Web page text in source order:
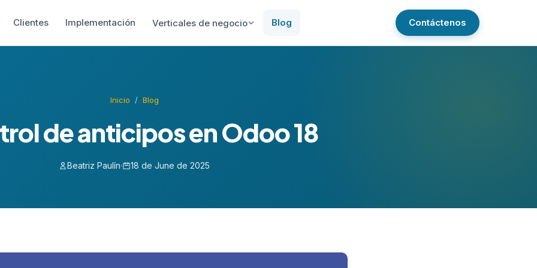
Clientes Implementación Verticales de negocio Blog Contáctenos
Inicio / Blog
de anticipos en Odoo 18
Beatriz Paulín· 18 de June de 2025